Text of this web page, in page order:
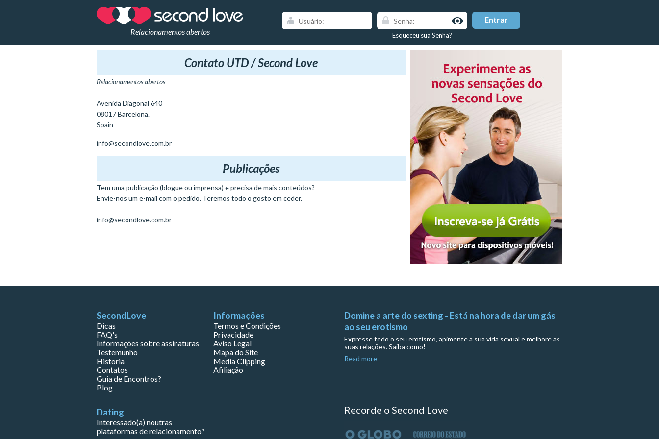
Relacionamentos abertos Esqueceu sua Senha?
Contato UTD / Second Love
Relacionamentos abertos
Avenida Diagonal 640
08017 Barcelona.
Spain
info@secondlove.com.br
Publicações
Tem uma publicação (blogue ou imprensa) e precisa de mais conteúdos?
Envie-nos um e-mail com o pedido. Teremos todo o gosto em ceder.
info@secondlove.com.br
SecondLove
Dicas
FAQ's
Informações sobre assinaturas
Testemunho
Historia
Contatos
Guia de Encontros?
Blog
Informações
Termos e Condições
Privacidade
Aviso Legal
Mapa do Site
Media Clipping
Afiliação
Dating
Interessado(a) noutras
plataformas de relacionamento?
Domine a arte do sexting - Está na hora de dar um gás
ao seu erotismo
Expresse todo o seu erotismo, apimente a sua vida sexual e melhore as
suas relações. Saiba como!
Read more
Recorde o Second Love